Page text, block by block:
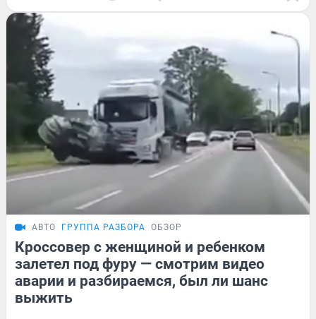
АВТО ГРУППА РАЗБОРА ОБЗОР
Кроссовер с женщиной и ребенком
залетел под фуру — смотрим видео
аварии и разбираемся, был ли шанс
выжить